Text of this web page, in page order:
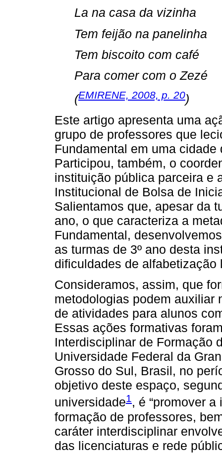
La na casa da vizinha
Tem feijão na panelinha
Tem biscoito com café
Para comer com o Zezé
(EMIRENE, 2008, p. 20)
Este artigo apresenta uma
grupo de professores que
Fundamental em uma
Participou, também, o
instituição pública parceira e
Institucional de Bolsa de
Salientamos que, apesar da
ano, o que caracteriza a
Fundamental,
as turmas de 3º ano desta
dificuldades de
Consideramos, assim, que
metodologias podem auxiliar
de atividades para alunos
Essas ações formativas
Interdisciplinar de Formação
Universidade Federal da
Grosso do Sul, Brasil, no
objetivo deste espaço,
universidade1, é “promover
formação de professores,
caráter interdisciplinar
das licenciaturas e rede